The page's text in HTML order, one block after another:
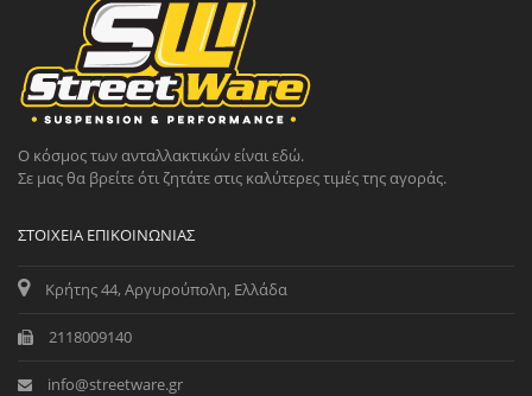
Ο κόσμος των ανταλλακτικών είναι εδώ.
Σε μας θα βρείτε ότι ζητάτε στις καλύτερες τιμές της αγοράς.
ΣΤΟΙΧΕΊΑ ΕΠΙΚΟΙΝΩΝΊΑΣ
Κρήτης 44, Αργυρούπολη, Ελλάδα
2118009140
info@streetware.gr